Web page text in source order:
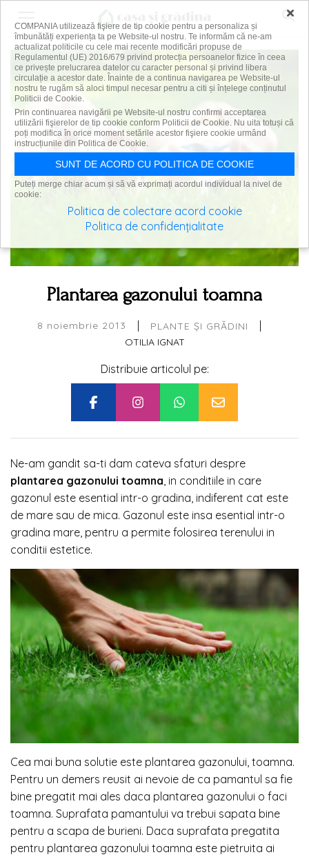
Plantarea gazonului toamna
8 noiembrie 2013 | PLANTE ȘI GRĂDINI |
OTILIA IGNAT
Distribuie articolul pe:
Ne-am gandit sa-ti dam cateva sfaturi despre
plantarea gazonului toamna , in conditiile in care
gazonul este esential intr-o gradina, indiferent cat este
de mare sau de mica. Gazonul este insa esential intr-o
gradina mare, pentru a permite folosirea terenului in
conditii estetice.
Cea mai buna solutie este plantarea gazonului, toamna.
Pentru un demers reusit ai nevoie de ca pamantul sa fie
bine pregatit mai ales daca plantarea gazonului o faci
toamna. Suprafata pamantului va trebui sapata bine
pentru a scapa de burieni. Daca suprafata pregatita
pentru plantarea gazonului toamna este pietruita ai
×
COMPANIA utilizează fişiere de tip cookie pentru a personaliza și
îmbunătăți experiența ta pe Website-ul nostru. Te informăm că ne-am
actualizat politicile cu cele mai recente modificări propuse de
Regulamentul (UE) 2016/679 privind protecția persoanelor fizice în ceea
ce privește prelucrarea datelor cu caracter personal și privind libera
circulație a acestor date. Înainte de a continua navigarea pe Website-ul
nostru te rugăm să aloci timpul necesar pentru a citi și înțelege conținutul
Politicii de Cookie.
Prin continuarea navigării pe Website-ul nostru confirmi acceptarea
utilizării fişierelor de tip cookie conform Politicii de Cookie. Nu uita totuși că
poți modifica în orice moment setările acestor fişiere cookie urmând
instrucțiunile din Politica de Cookie.
SUNT DE ACORD CU POLITICA DE COOKIE
Puteți merge chiar acum și să vă exprimați acordul individual la nivel de
cookie:
Politica de colectare acord cookie
Politica de confidențialitate